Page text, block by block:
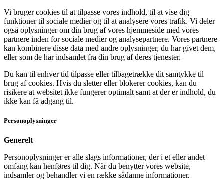
Vi bruger cookies til at tilpasse vores indhold, til at vise dig
funktioner til sociale medier og til at analysere vores trafik. Vi deler
også oplysninger om din brug af vores hjemmeside med vores
partnere inden for sociale medier og analysepartnere. Vores partnere
kan kombinere disse data med andre oplysninger, du har givet dem,
eller som de har indsamlet fra din brug af deres tjenester.
Du kan til enhver tid tilpasse eller tilbagetrække dit samtykke til
brug af cookies. Hvis du sletter eller blokerer cookies, kan du
risikere at websitet ikke fungerer optimalt samt at der er indhold, du
ikke kan få adgang til.
Personoplysninger
Generelt
Personoplysninger er alle slags informationer, der i et eller andet
omfang kan henføres til dig. Når du benytter vores website,
indsamler og behandler vi en række sådanne informationer.